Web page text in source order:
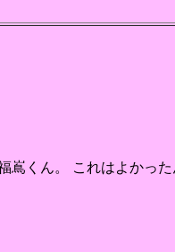
嶌くん。 これはよかっ